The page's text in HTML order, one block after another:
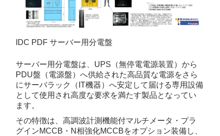
IDC PDF サーバー用分電盤
サーバー用分電盤は、UPS（無停電電源装置）から
PDU盤（電源盤）へ供給された高品質な電源をさら
にサーバラック（IT機器）へ安定して届ける専用設備
として使用され高度な要求を満たす製品となってい
ます。
その特徴は、高調波計測機能付マルチメータ・プラ
グインMCCB・N相強化MCCBをオプション装備し、